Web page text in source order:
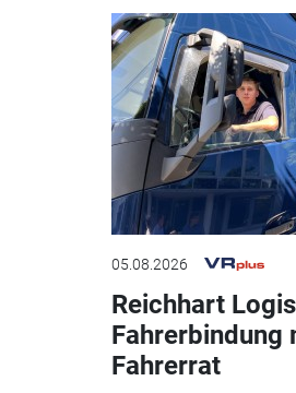
05.08.2026
Reichhart
Fahrerbindung
Fahrerrat